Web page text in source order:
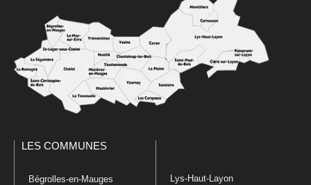
LES COMMUNES
Bégrolles-en-Mauges Lys-Haut-Layon